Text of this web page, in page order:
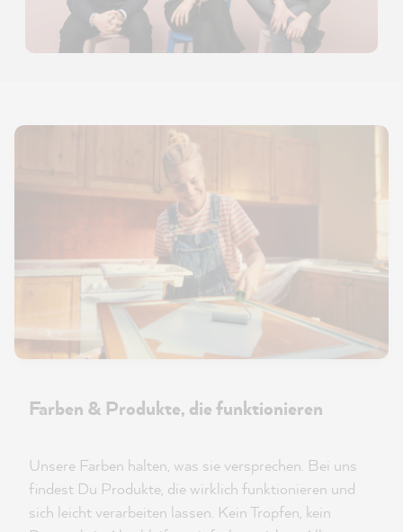
Farben & Produkte, die funktionieren
Unsere Farben halten, was sie versprechen. Bei uns
findest Du Produkte, die wirklich funktionieren und
sich leicht verarbeiten lassen. Kein Tropfen, kein